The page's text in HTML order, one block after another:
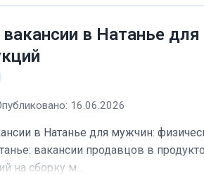
в Натанье
16.06.2026
в Натанье для мужчин:
вакансии продавцов в
на сборку м...